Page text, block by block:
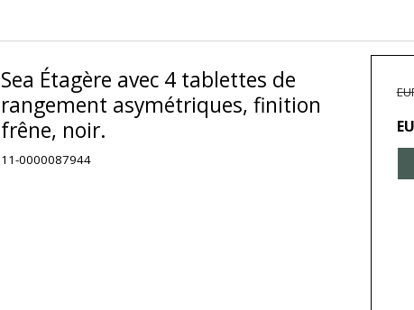
Sea Étagère avec 4 tablettes de
rangement asymétriques, finition
frêne, noir.
11-0000087944